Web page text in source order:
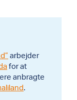
arbejder
for at
anbragte
.